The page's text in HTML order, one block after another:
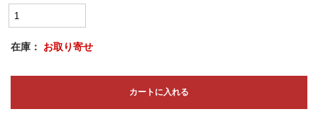
在庫： お取り寄せ
カートに入れる